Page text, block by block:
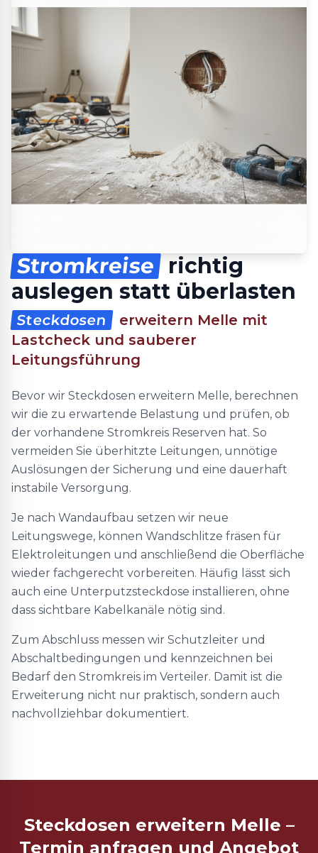
Stromkreise
richtig
auslegen statt überlasten
Steckdosen
erweitern Melle mit
Lastcheck und sauberer
Leitungsführung
Bevor wir Steckdosen erweitern Melle, berechnen
wir die zu erwartende Belastung und prüfen, ob
der vorhandene Stromkreis Reserven hat. So
vermeiden Sie überhitzte Leitungen, unnötige
Auslösungen der Sicherung und eine dauerhaft
instabile Versorgung.
Je nach Wandaufbau setzen wir neue
Leitungswege, können Wandschlitze fräsen für
Elektroleitungen und anschließend die Oberfläche
wieder fachgerecht vorbereiten. Häufig lässt sich
auch eine Unterputzsteckdose installieren, ohne
dass sichtbare Kabelkanäle nötig sind.
Zum Abschluss messen wir Schutzleiter und
Abschaltbedingungen und kennzeichnen bei
Bedarf den Stromkreis im Verteiler. Damit ist die
Erweiterung nicht nur praktisch, sondern auch
nachvollziehbar dokumentiert.
Steckdosen erweitern Melle –
Termin anfragen und Angebot